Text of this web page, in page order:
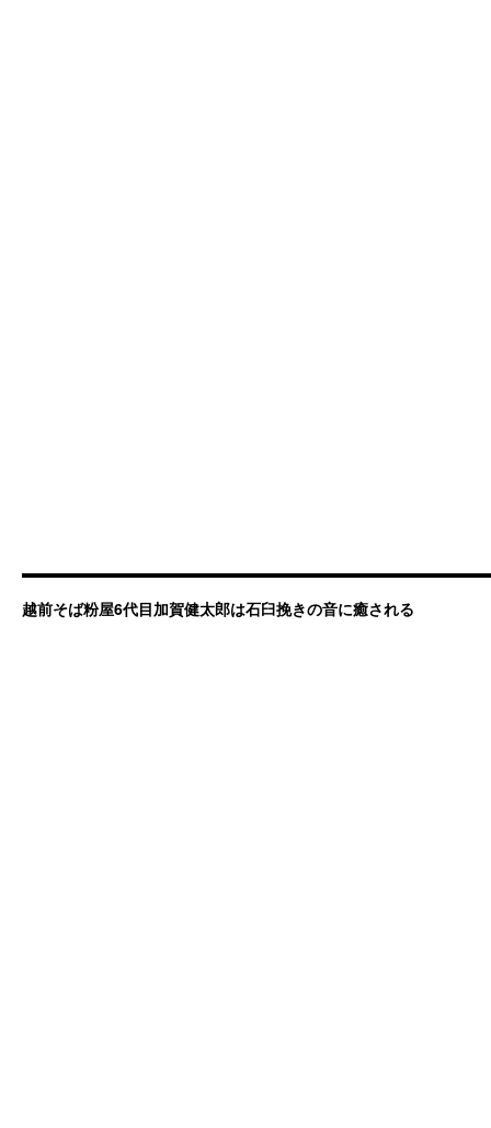
越前そば粉屋6代目加賀健太郎は石臼挽きの音に癒される